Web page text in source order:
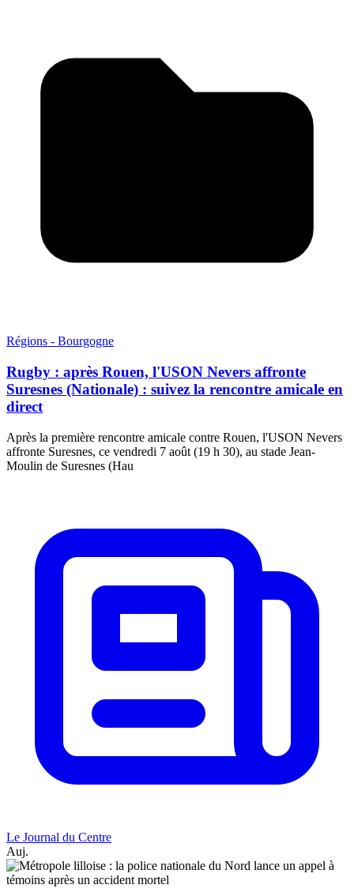
Régions - Bourgogne
Rugby : après Rouen, l'USON Nevers affronte
Suresnes (Nationale) : suivez la rencontre amicale en
direct
Après la première rencontre amicale contre Rouen, l'USON Nevers
affronte Suresnes, ce vendredi 7 août (19 h 30), au stade Jean-
Moulin de Suresnes (Hau
Le Journal du Centre
Auj.